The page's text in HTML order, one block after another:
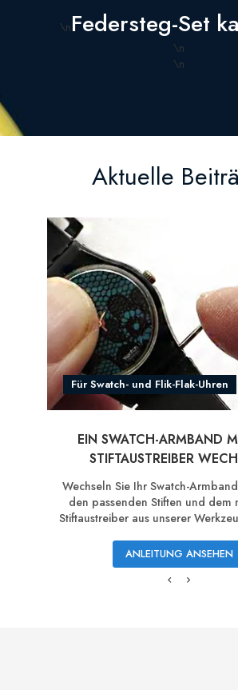
\nFedersteg-Set
\n
\n
Aktuelle
Für Swatch- und Flik-Flak-Uhren
EIN SWATCH-ARMBAND
STIFTAUSTREIBER
Wechseln Sie Ihr Swatch-
den passenden Stiften und dem
Stiftaustreiber aus unserer
ANLEITUNG ANSEHEN